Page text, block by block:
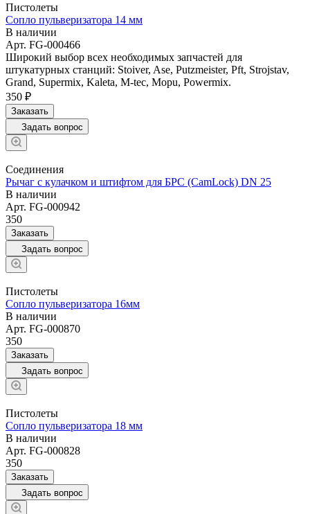
Пистолеты
Сопло пульверизатора 14 мм
В наличии
Арт. FG-000466
Широкий выбор всех необходимых запчастей для
штукатурных станций: Stoiver, Ase, Putzmeister, Pft, Strojstav,
Grand, Supermix, Kaleta, M-tec, Mopu, Powermix.
350 ₽
Заказать
Задать вопрос
Соединения
Рычаг с кулачком и штифтом для БРС (CamLock) DN 25
В наличии
Арт. FG-000942
350
Заказать
Задать вопрос
Пистолеты
Сопло пульверизатора 16мм
В наличии
Арт. FG-000870
350
Заказать
Задать вопрос
Пистолеты
Сопло пульверизатора 18 мм
В наличии
Арт. FG-000828
350
Заказать
Задать вопрос